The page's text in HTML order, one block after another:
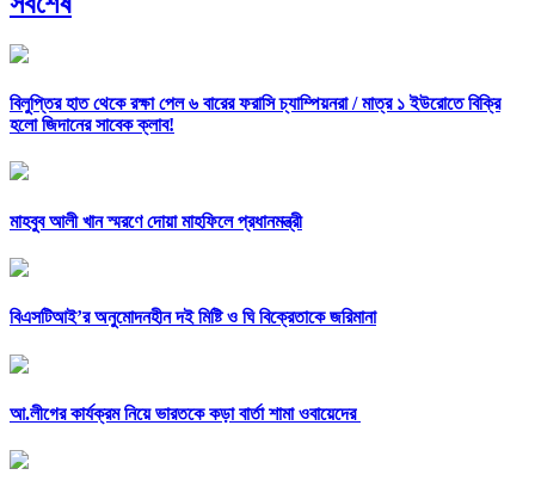
বিলুপ্তির হাত থেকে রক্ষা পেল ৬ বারের ফরাসি চ্যাম্পিয়নরা /মাত্র ১ ইউরোতে বিক্রি
হলো জিদানের সাবেক ক্লাব!
মাহবুব আলী খান স্মরণে দোয়া মাহফিলে প্রধানমন্ত্রী
বিএসটিআই’র অনুমোদনহীন দই মিষ্টি ও ঘি বিক্রেতাকে জরিমানা
আ.লীগের কার্যক্রম নিয়ে ভারতকে কড়া বার্তা শামা ওবায়েদের